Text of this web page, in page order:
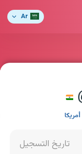
Ar
أمريكا
تاريخ التسجيل